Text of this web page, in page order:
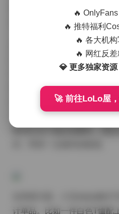
套素材在众多粉丝之间已经
喜欢她日常风格的朋友都在
从画面来看，小玉baby在镜
没有刻意的摆拍痕迹。她常
市街角的咖啡馆里拍摄，背
线条更加柔和。有的组图里
落地窗边，阳光透过半透明
呈现出一种懒散而舒适的氛
夜市灯光下漫步的瞬间，霓
计单品。比如一件白色T恤配
🔥
🔥 推特福利
🔥 各大机
🔥 网红反
💎 更多独家资源
🚀 前往LoLo屋